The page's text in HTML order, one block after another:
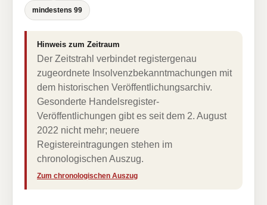
mindestens 99
Hinweis zum Zeitraum
Der Zeitstrahl verbindet registergenau
zugeordnete Insolvenzbekanntmachungen mit
dem historischen Veröffentlichungsarchiv.
Gesonderte Handelsregister-
Veröffentlichungen gibt es seit dem 2. August
2022 nicht mehr; neuere
Registereintragungen stehen im
chronologischen Auszug.
Zum chronologischen Auszug